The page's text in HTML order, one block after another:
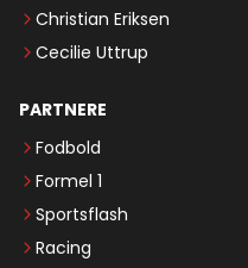
Christian Eriksen
Cecilie Uttrup
PARTNERE
Fodbold
Formel 1
Sportsflash
Racing